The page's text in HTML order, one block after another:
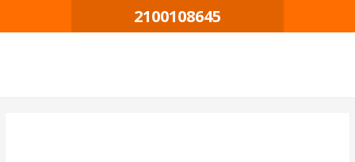
2100108645